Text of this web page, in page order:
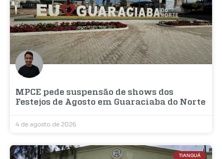
MPCE pede suspensão de shows dos
Festejos de Agosto em Guaraciaba do Norte
4 de agosto de 2026
TIANGUÁ